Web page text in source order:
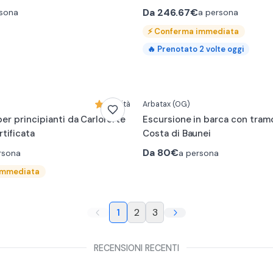
Da 246.67€a persona
⚡Conferma immediata
🔥 Prenotato 2 volte oggi
Novità
principianti da Carloforte
Arbatax (OG)
Escursione in barca con
Costa di Baunei
Da 80€a persona
1 2 3
RECENSIONI RECENTI